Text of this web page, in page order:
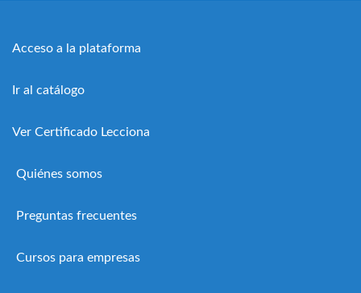
Acceso a la plataforma
Ir al catálogo
Ver Certificado Lecciona
Quiénes somos
Preguntas frecuentes
Cursos para empresas